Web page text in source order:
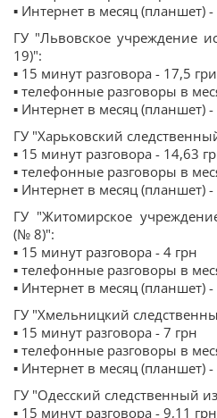
▪️ Интернет в месяц (планшет)
ГУ "Львовское учреждение
19)":
▪️ 15 минут разговора - 17,5
▪️ телефонные разговоры в
▪️ Интернет в месяц (планшет)
ГУ "Харьковский
▪️ 15 минут разговора - 14,63
▪️ телефонные разговоры в
▪️ Интернет в месяц (планшет)
ГУ "Житомирское
(№ 8)":
▪️ 15 минут разговора - 4 грн
▪️ телефонные разговоры в
▪️ Интернет в месяц (планшет) -
ГУ "Хмельницкий
▪️ 15 минут разговора - 7 грн
▪️ телефонные разговоры в
▪️ Интернет в месяц (планшет)
ГУ "Одесский следственный
▪️ 15 минут разговора - 9,11 грн